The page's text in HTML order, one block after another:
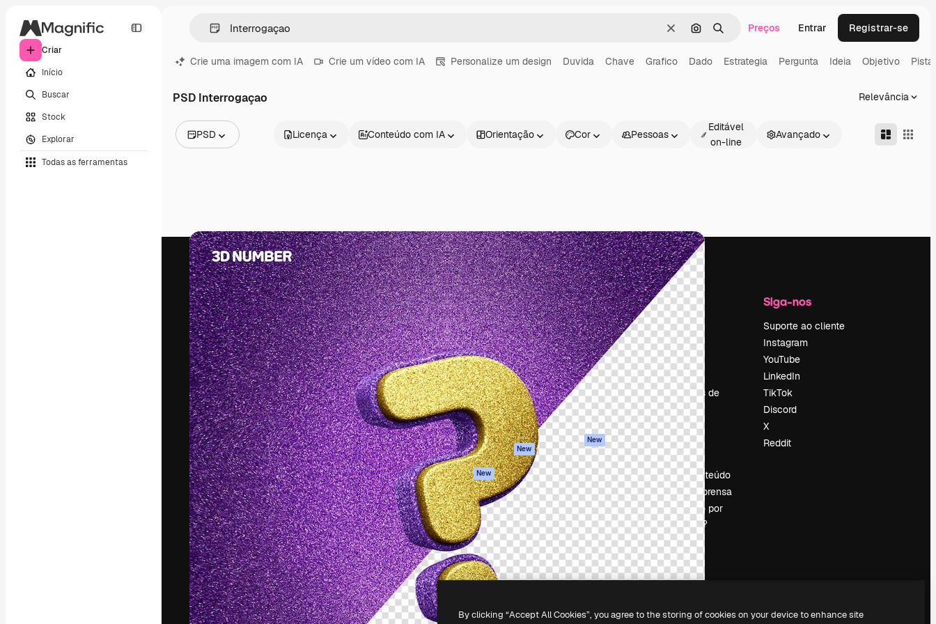
Criar
Início
Buscar
Stock
Explorar
Todas as ferramentas
LimparPesquisar por imagem
BuscarPreços Entrar Registrar-se
Crie uma imagem com IA Crie um vídeo com IA Personalize um design Duvida Chave Grafico Dado Estrategia Pergunta Ideia Objetivo Pista
PSD Interrogaçao Relevância
PSD
Vídeos
Clipes de vídeo
Animações
Modelos de vídeos
Ícones
Modelos 3D
Fontes
Licença Conteúdo com IA Orientação Cor Pessoas
Editável
on-line
Avançado
A plataforma criativa para você direcionar
seu melhor trabalho. Mais de 1 milhão de
assinantes entre criativos, empresas,
agências e estúdios.
Português
Produtos
Spaces
Assistente de IA
Gerador de
imagens
Gerador de vídeos
Texto para voz
Conteúdo de stock
MCP para
Claude/ChatGPT
New
Agentes New
API
App móvel
Todas as
ferramentas
Começar
Academy
Documentação
Atendimento
Termos e
condições
Política de
privacidade
Originais New
Política de cookies
Central de
confiabilidade
Afiliados
Empresas
Empresa
Preços
Sobre nós
Reviews
Emprego
Tendências de
pesquisa
Blog
Eventos
Slidesgo
Vender conteúdo
Sala de imprensa
Procurando por
magnific.ai?
Siga-nos
Suporte ao cliente
Instagram
YouTube
LinkedIn
TikTok
Discord
X
Reddit
Copyright © 2010-2026Freepik Company S.L.U.Todos os direitos reservados.
By clicking “Accept All Cookies”, you agree to the storing of cookies on your device to enhance site